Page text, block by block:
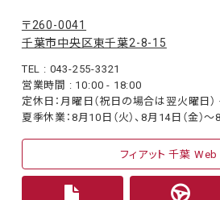
〒260-0041
千葉市中央区東千葉2-8-15
TEL : 043-255-3321
営業時間 : 10:00 - 18:00
定休日：月曜日（祝日の場合は翌火曜日）
夏季休業：8月10日（火）、8月14日（金）〜
フィアット 千葉